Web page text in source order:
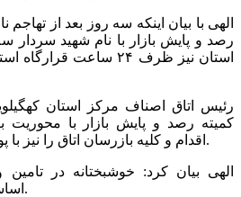
الهی با بیان اینکه سه روز بعد از تهاجم
رصد و پایش بازار با نام شهید
استان نیز ظرف ۲۴ ساعت
رئیس اتاق اصناف مرکز استان
کمیته رصد و پایش بازار با محوریت
اقدام و کلیه بازرسان اتاق را نیز با پوشش ۱۲٠ نفر فعال کردیم.
الهی بیان کرد: خوشبختانه در تامین
اساسی استان مشکلی نداشتیم.